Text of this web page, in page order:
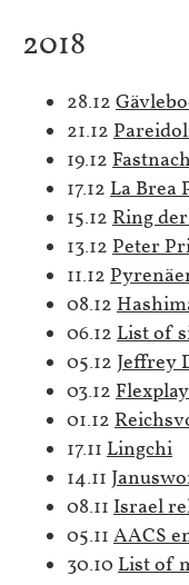
2018
28.12
21.12
19.12
17.12 La Brea
15.12 Ring
13.12 Peter
11.12
08.12
06.12 List of
05.12 Jeffrey
03.12 Flexplay
01.12
17.11 Lingchi
14.11
08.11 Israel
05.11 AACS
30.10 List of